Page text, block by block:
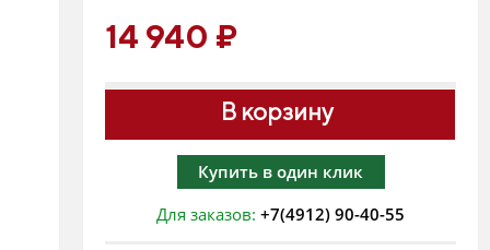
14 940 ₽
В корзину
Купить в один клик
Для заказов:+7(4912) 90-40-55